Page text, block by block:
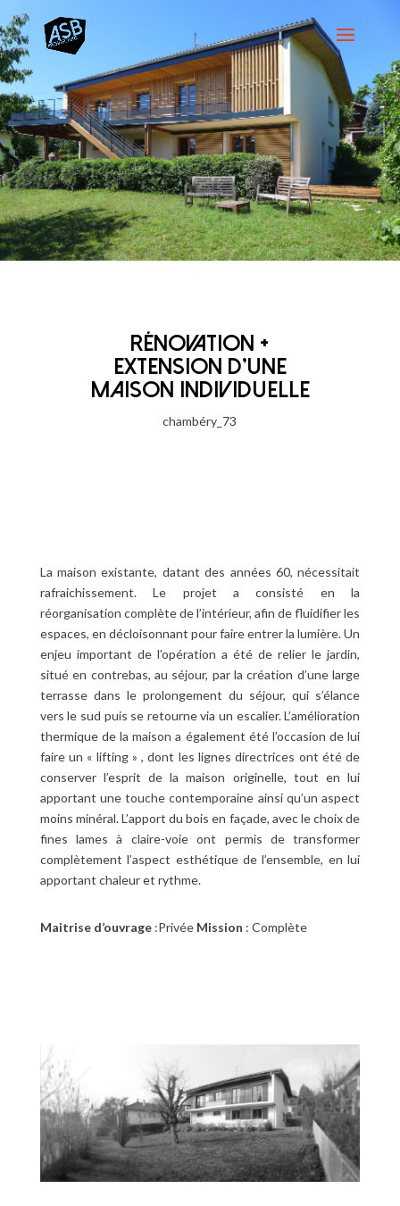
RÉNOVATION +
EXTENSION D'UNE
MAISON INDIVIDUELLE
chambéry_73
La maison existante, datant des années 60, nécessitait
rafraichissement. Le projet a consisté en la
réorganisation complète de l’intérieur, afin de fluidifier les
espaces, en décloisonnant pour faire entrer la lumière. Un
enjeu important de l’opération a été de relier le jardin,
situé en contrebas, au séjour, par la création d’une large
terrasse dans le prolongement du séjour, qui s’élance
vers le sud puis se retourne via un escalier. L’amélioration
thermique de la maison a également été l’occasion de lui
faire un « lifting » , dont les lignes directrices ont été de
conserver l’esprit de la maison originelle, tout en lui
apportant une touche contemporaine ainsi qu’un aspect
moins minéral. L’apport du bois en façade, avec le choix de
fines lames à claire-voie ont permis de transformer
complètement l’aspect esthétique de l’ensemble, en lui
apportant chaleur et rythme.
Maitrise d’ouvrage:Privée Mission : Complète